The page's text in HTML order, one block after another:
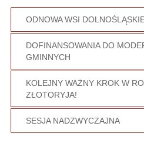
ODNOWA WSI
DOFINANSOWANIA DO
GMINNYCH
KOLEJNY WAŻNY KROK W
ZŁOTORYJA!
SESJA NADZWYCZAJNA